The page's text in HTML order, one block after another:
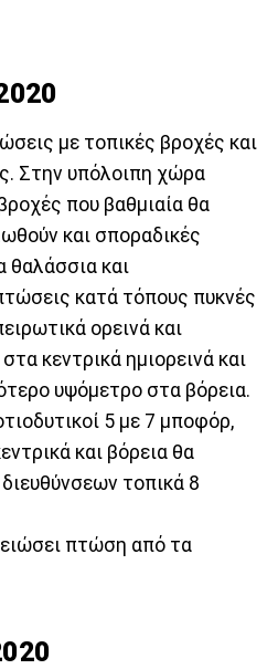
με τοπικές βροχές και
Στην υπόλοιπη χώρα
που βαθμιαία θα
και σποραδικές
θαλάσσια και
κατά τόπους πυκνές
ορεινά και
κεντρικά ημιορεινά και
υψόμετρο στα βόρεια.
5 με 7 μποφόρ,
και βόρεια θα
τοπικά 8
πτώση από τα